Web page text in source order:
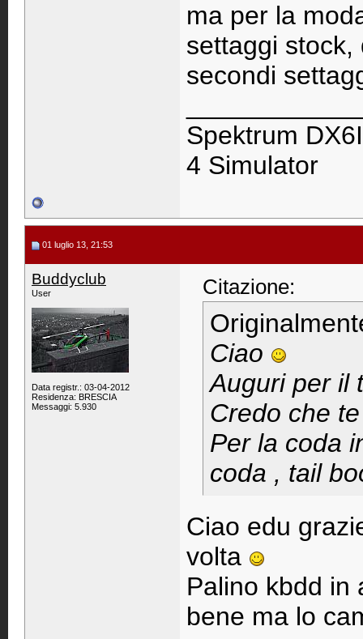
ma per la
settaggi
secondi
Spektrum
4 Simulator
01 luglio 13, 21:53
Buddyclub
User
Data registr.: 03-04-2012
Residenza: BRESCIA
Messaggi: 5.930
Citazione:
Ciao
Auguri per il
Credo che
Per la coda
coda , tail
Ciao edu
volta
Palino kbdd in
bene ma lo